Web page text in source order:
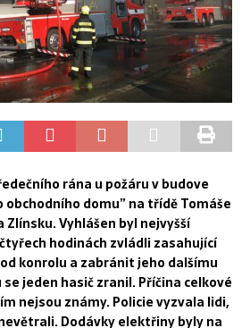
rána u požáru v budove
domu” na třídě Tomáše
Zlínsku. Vyhlášen byl nejvyšší
hodinách zvládli zasahující
konrolu a zabránit jeho dalšímu
jeden hasič zranil. Příčina celkové
nejsou známy. Policie vyzvala lidi,
Dodávky elektřiny byly na